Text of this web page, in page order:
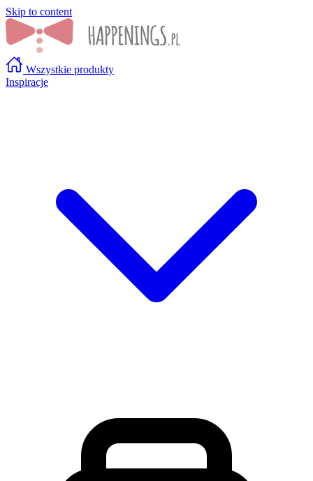
Skip to content
Wszystkie produkty
Inspiracje